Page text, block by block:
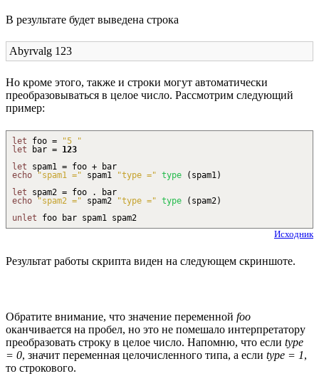
В результате будет выведена строка
Abyrvalg 123
Но кроме этого, также и строки могут автоматически
преобразовываться в целое число. Рассмотрим следующий
пример:
let foo =
"5 "
let bar = 123
let spam1 = foo + bar
echo "spam1 =" spam1 "type =" type ( spam1 )
let spam2 = foo .
bar
echo "spam2 =" spam2 "type =" type ( spam2)
unlet foo bar spam1 spam2
Исходник
Результат работы скрипта виден на следующем скриншоте.
Обратите внимание, что значение переменной foo
оканчивается на пробел, но это не помешало интерпретатору
преобразовать строку в целое число. Напомню, что если type
= 0, значит переменная целочисленного типа, а если type = 1,
то строкового.